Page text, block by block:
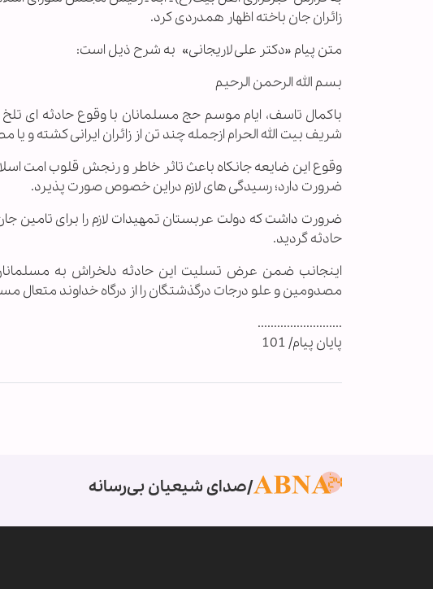
زائران جان باخته اظهار همدردی کرد.
متن پیام «دکتر علی لاریجانی» به شرح ذیل است:
بسم الله الرحمن الرحیم
باکمال تاسف، ایام موسم حج مسلمانان با وقوع حادثه ای
شریف بیت الله الحرام ازجمله چند تن از زائران ایرانی کشته و یا
وقوع این ضایعه جانکاه باعث تاثر خاطر و رنجش قلوب امت
ضرورت دارد؛ رسیدگی های لازم دراین خصوص صورت پذیرد.
ضرورت داشت که دولت عربستان تمهیدات لازم را برای تامین
حادثه گردید.
اینجانب ضمن عرض تسلیت این حادثه دلخراش به مسلمانان
مصدومین و علو درجات درگذشتگان را از درگاه خداوند متعال
..........................
پایان پیام/ 101
صدای شیعیان بی‌رسانه